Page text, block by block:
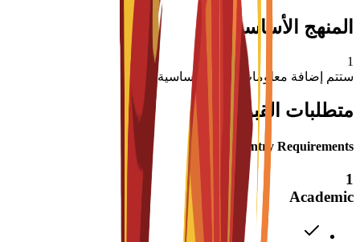
المنهج الأساسي
1
ستتم إضافة معلومات المواد الأساسية قريبًا
متطلبات القبول
Entry Requirements
1
Academic